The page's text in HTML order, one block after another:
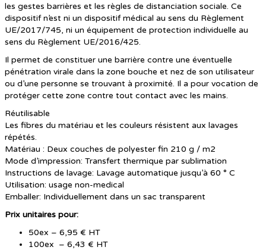
les gestes barrières et les règles de distanciation sociale. Ce
dispositif n’est ni un dispositif médical au sens du Règlement
UE/2017/745, ni un équipement de protection individuelle au
sens du Règlement UE/2016/425.
Il permet de constituer une barrière contre une éventuelle
pénétration virale dans la zone bouche et nez de son utilisateur
ou d’une personne se trouvant à proximité. Il a pour vocation de
protéger cette zone contre tout contact avec les mains.
Réutilisable
Les fibres du matériau et les couleurs résistent aux lavages
répétés.
Matériau : Deux couches de polyester fin 210 g / m2
Mode d’impression: Transfert thermique par sublimation
Instructions de lavage: Lavage automatique jusqu’à 60 ° C
Utilisation: usage non-medical
Emballer: Individuellement dans un sac transparent
Prix unitaires pour:
50ex – 6,95 € HT
100ex – 6,43 € HT